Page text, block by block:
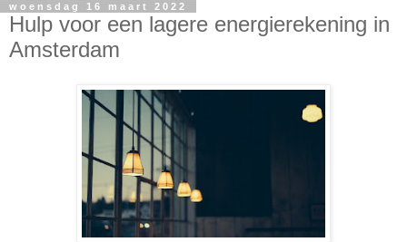
woensdag 16 maart 2022
Hulp voor een lagere energierekening in
Amsterdam